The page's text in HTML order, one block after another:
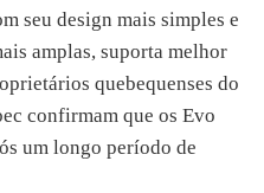
seu design mais simples e
amplas, suporta melhor
quebequenses do
confirmam que os Evo
um longo período de